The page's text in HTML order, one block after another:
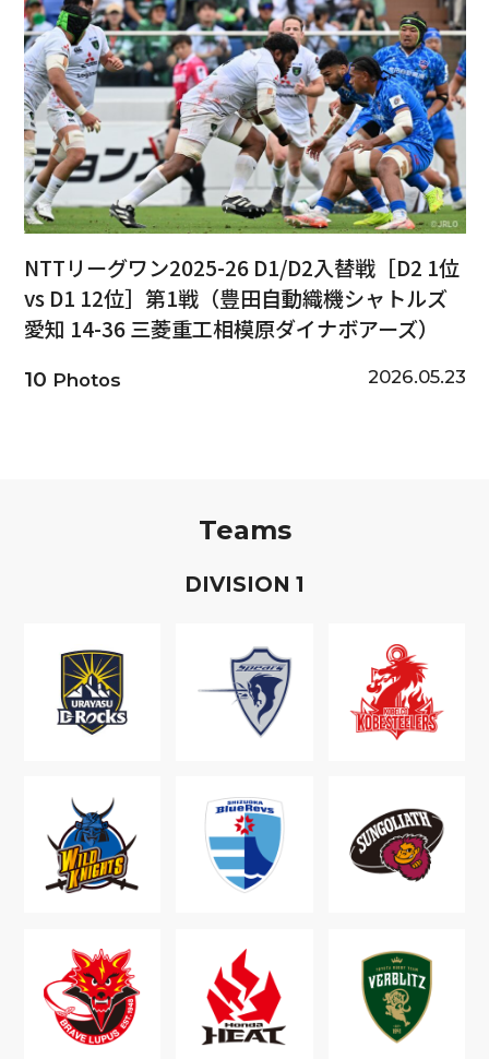
NTTリーグワン2025-26 D1/D2入替戦［D2 1位
vs D1 12位］第1戦（豊田自動織機シャトルズ
愛知 14-36 三菱重工相模原ダイナボアーズ）
10 Photos 2026.05.23
Teams
DIVISION 1